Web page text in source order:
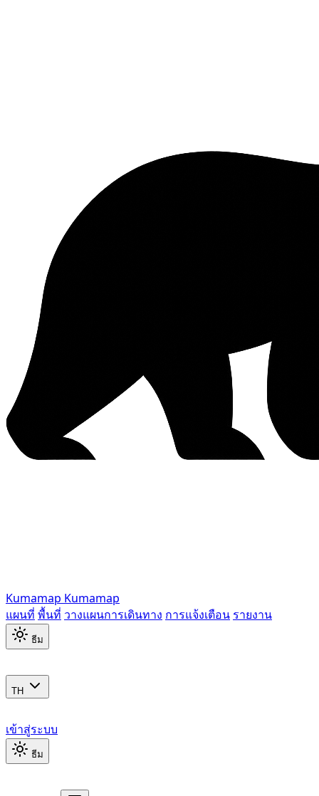
Kumamap Kumamap
แผนที่ พื้นที่ วางแผนการเดินทาง การแจ้งเตือน รายงาน
ธีม
TH
เข้าสู่ระบบ
ธีม